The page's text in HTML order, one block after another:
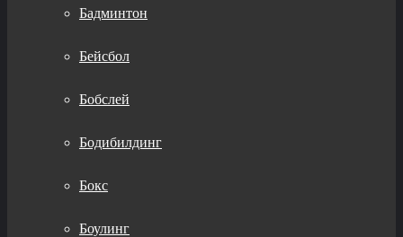
Бадминтон
Бейсбол
Бобслей
Бодибилдинг
Бокс
Боулинг